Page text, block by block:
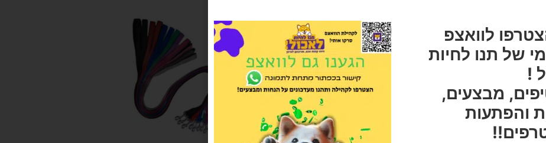
לוואצפ
של תנו לחיות
!
מבצעים,
והפתעות